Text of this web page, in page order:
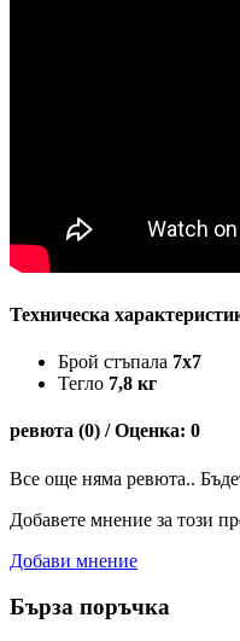
Техническа
Брой стъпала 7x7
Тегло 7,8 кг
ревюта (0) / Оценка: 0
Все още няма ревюта..
Добавете мнение за този
Добави мнение
Бърза поръчка